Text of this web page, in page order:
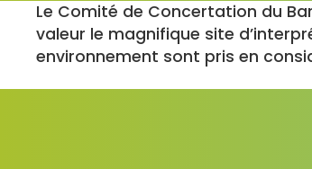
Le Comité de Concertation du
valeur le magnifique site
environnement sont pris en